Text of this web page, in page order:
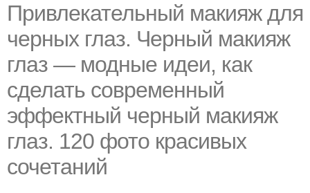
Привлекательный макияж для
черных глаз. Черный макияж
глаз — модные идеи, как
сделать современный
эффектный черный макияж
глаз. 120 фото красивых
сочетаний